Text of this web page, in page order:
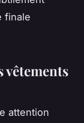
finale
vêtements
attention